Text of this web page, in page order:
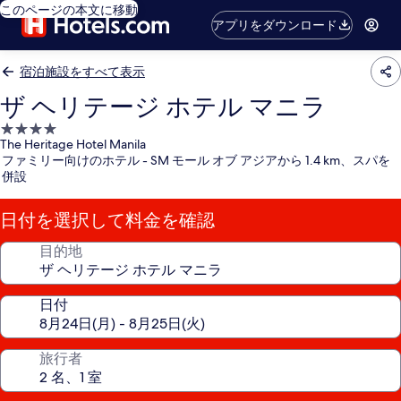
このページの本文に移動
アプリをダウンロード
宿泊施設をすべて表示
ザ ヘリテージ ホテル マニラ
4.0
つ
星
宿
泊
施
設
The Heritage Hotel Manila
ファミリー向けのホテル - SM モール オブ アジアから 1.4 km、スパを
併設
日付を選択して料金を確認
目的地
日付
旅行者